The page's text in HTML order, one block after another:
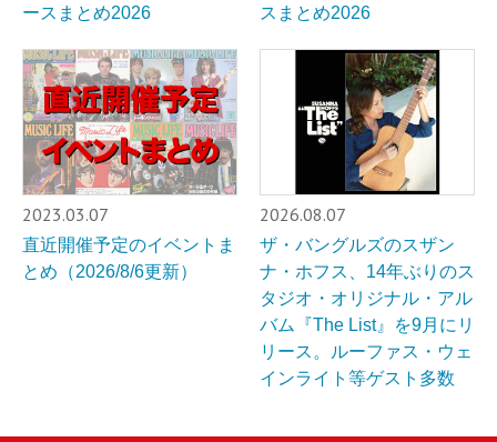
ースまとめ2026
スまとめ2026
2023.03.07
直近開催予定のイベントま
とめ（2026/8/6更新）
2026.08.07
ザ・バングルズのスザン
ナ・ホフス、14年ぶりのス
タジオ・オリジナル・アル
バム『The List』を9月にリ
リース。ルーファス・ウェ
インライト等ゲスト多数